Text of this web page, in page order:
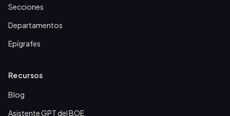
Secciones
Departamentos
Epígrafes
Recursos
Blog
Asistente GPT del BOE